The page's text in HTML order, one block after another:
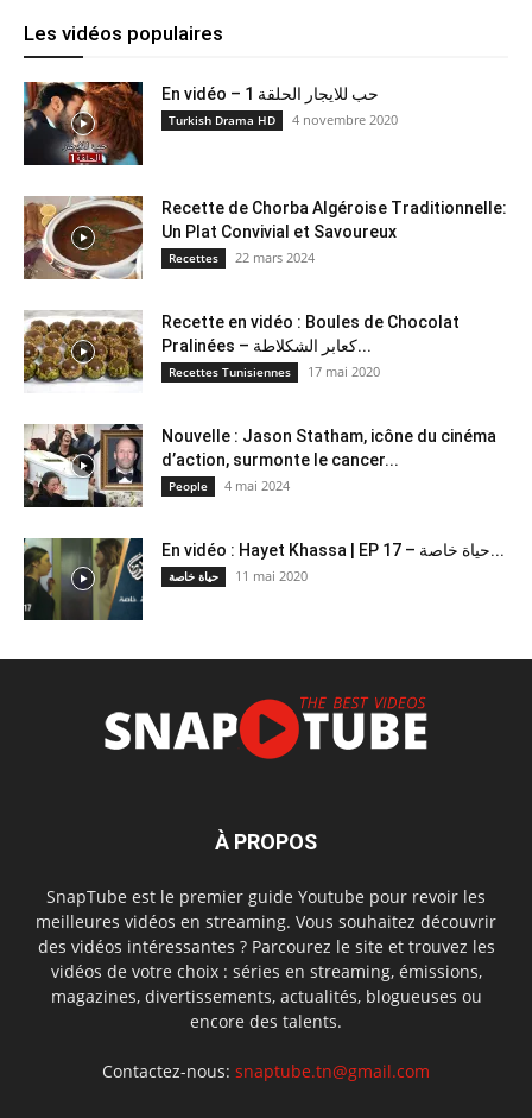
Les vidéos populaires
En vidéo – حب للايجار الحلقة 1
Turkish Drama HD 4 novembre 2020
Recette de Chorba Algéroise Traditionnelle:
Un Plat Convivial et Savoureux
Recettes 22 mars 2024
Recette en vidéo : Boules de Chocolat
Pralinées – كعابر الشكلاطة...
Recettes Tunisiennes 17 mai 2020
Nouvelle : Jason Statham, icône du cinéma
d’action, surmonte le cancer...
People 4 mai 2024
En vidéo : Hayet Khassa | EP 17 – حياة خاصة...
حياة خاصة 11 mai 2020
À PROPOS
SnapTube est le premier guide Youtube pour revoir les
meilleures vidéos en streaming. Vous souhaitez découvrir
des vidéos intéressantes ? Parcourez le site et trouvez les
vidéos de votre choix : séries en streaming, émissions,
magazines, divertissements, actualités, blogueuses ou
encore des talents.
Contactez-nous: snaptube.tn@gmail.com